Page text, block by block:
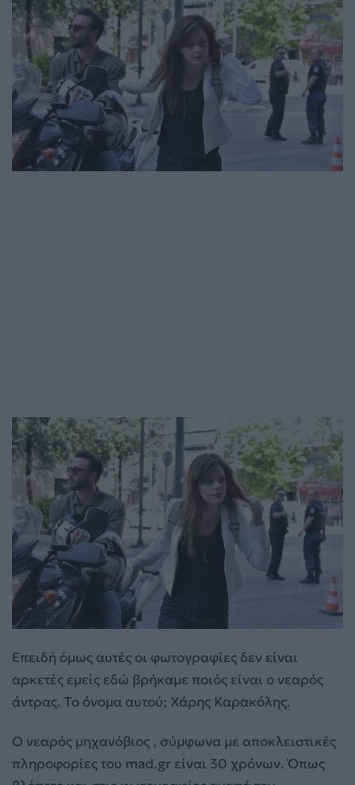
Επειδή όμως αυτές οι φωτογραφίες δεν είναι
αρκετές εμείς εδώ βρήκαμε ποιός είναι ο νεαρός
άντρας. Το όνομα αυτού; Χάρης Καρακόλης.
Ο νεαρός μηχανόβιος , σύμφωνα με αποκλειστικές
πληροφορίες του mad.gr είναι 30 χρόνων. Όπως